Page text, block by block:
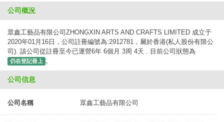
公司概況
眾鑫工藝品有限公司ZHONGXIN ARTS AND CRAFTS LIMITED 成立于
2020年01月16日，公司註冊編號為:2912781，屬於香港(私人股份有限公
司). 該公司從註冊至今已運營6年 6個月 3周 4天 . 目前公司狀態為
仍在登記冊上 。
公司信息
公司名稱 眾鑫工藝品有限公司